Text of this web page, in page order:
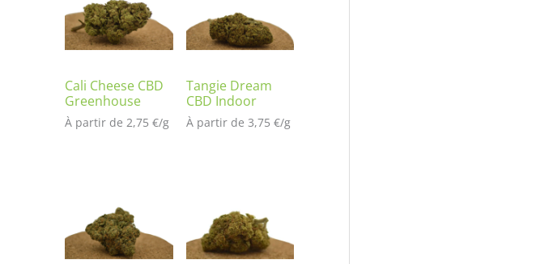
Cali Cheese CBD
Greenhouse
À partir de 2,75 €/g
Tangie Dream
CBD Indoor
À partir de 3,75 €/g